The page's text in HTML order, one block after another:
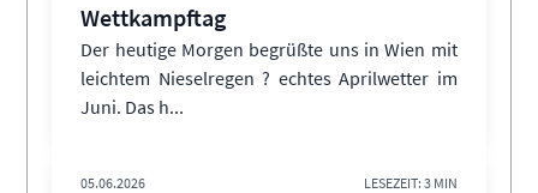
Wettkampftag
Der heutige Morgen begrüßte uns in Wien mit
leichtem Nieselregen ? echtes Aprilwetter im
Juni. Das h...
05.06.2026 LESEZEIT: 3 MIN